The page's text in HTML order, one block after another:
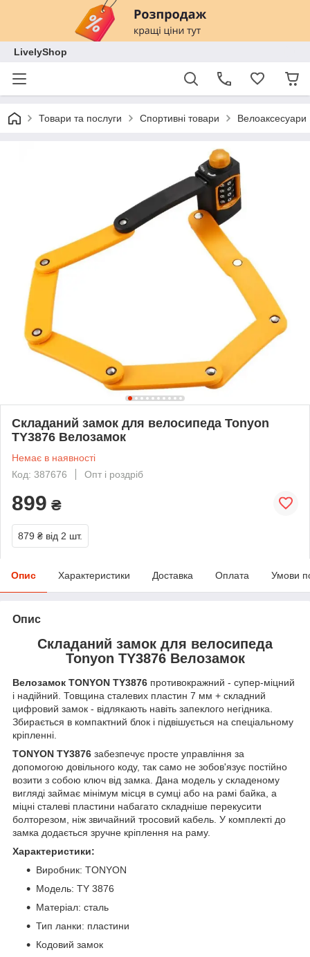
LivelyShop
Товари та послуги Спортивні товари Велоаксесуари
Складаний замок для велосипеда Tonyon
TY3876 Велозамок
Немає в наявності
Код: 387676
Опт і роздріб
899 ₴
879 ₴ від 2 шт.
Опис Характеристики Доставка Оплата Умови
Опис
Складаний замок для велосипеда
Tonyon TY3876 Велозамок
Велозамок TONYON TY3876 противокражний - супер-міцний
і надійний. Товщина сталевих пластин 7 мм + складний
цифровий замок - відлякають навіть запеклого негідника.
Збирається в компактний блок і підвішується на спеціальному
кріпленні.
TONYON TY3876 забезпечує просте управління за
допомогою довільного коду, так само не зобов'язує постійно
возити з собою ключ від замка. Дана модель у складеному
вигляді займає мінімум місця в сумці або на рамі байка, а
міцні сталеві пластини набагато складніше перекусити
болторезом, ніж звичайний тросовий кабель. У комплекті до
замка додається зручне кріплення на раму.
Характеристики:
Виробник: TONYON
Модель: TY 3876
Матеріал: сталь
Тип ланки: пластини
Кодовий замок